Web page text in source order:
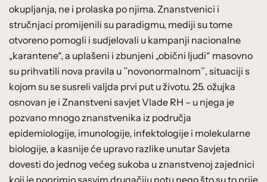
okupljanja, ne i prolaska po njima. Znanstvenici i
stručnjaci promijenili su paradigmu, mediji su tome
otvoreno pomogli i sudjelovali u kampanji nacionalne
„karantene“, a uplašeni i zbunjeni „obični ljudi“ masovno
su prihvatili nova pravila u ˝novonormalnom˝, situaciji s
kojom su se susreli valjda prvi put u životu. 25. ožujka
osnovan je i Znanstveni savjet Vlade RH – u njega je
pozvano mnogo znanstvenika iz područja
epidemiologije, imunologije, infektologije i molekularne
biologije, a kasnije će upravo razlike unutar Savjeta
dovesti do jednog većeg sukoba u znanstvenoj zajednici
koji je poprimio sasvim drugačiju notu nego što su to prije